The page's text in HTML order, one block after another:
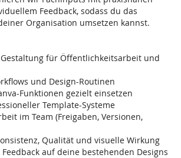
Feedback, sodass du das
Organisation umsetzen kannst.
für Öffentlichkeitsarbeit und
und Design-Routinen
Funktionen gezielt einsetzen
Template-Systeme
im Team (Freigaben, Versionen,
Qualität und visuelle Wirkung
auf deine bestehenden Designs